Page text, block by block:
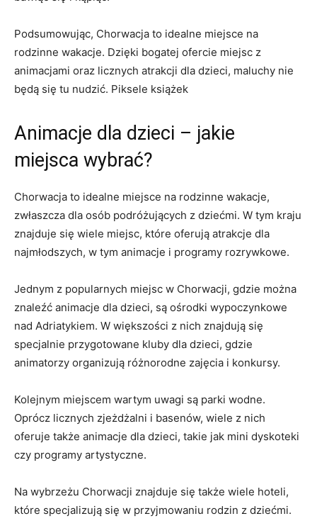
Podsumowując,​ Chorwacja to idealne miejsce na
rodzinne‌ wakacje. Dzięki bogatej ofercie miejsc⁤ z
⁢animacjami oraz licznych atrakcji dla dzieci, maluchy nie ​
będą się tu​ nudzić. Piksele‌ książek
Animacje dla ‌dzieci – jakie⁤
miejsca wybrać?
Chorwacja to idealne miejsce na rodzinne wakacje,
zwłaszcza dla ⁤osób podróżujących z dziećmi. W tym ‍kraju
znajduje się ​wiele⁤ miejsc, które oferują ⁤atrakcje dla
najmłodszych, w tym animacje i programy ​rozrywkowe.
Jednym⁢ z ‌popularnych miejsc w Chorwacji, gdzie można⁣
znaleźć animacje dla dzieci, są ⁢ośrodki wypoczynkowe
nad Adriatykiem. W większości​ z ⁢nich znajdują się
specjalnie ⁣przygotowane kluby dla dzieci, gdzie⁢
animatorzy organizują różnorodne zajęcia‍ i konkursy.
Kolejnym miejscem ⁢wartym uwagi są​ parki⁤ wodne.
Oprócz licznych zjeżdżalni​ i basenów, ‍wiele z‍ nich⁢
oferuje także animacje ​dla dzieci, takie jak mini dyskoteki ​
czy programy ‌artystyczne.
Na wybrzeżu Chorwacji znajduje się także wiele hoteli,
które specjalizują się ‍w przyjmowaniu rodzin z dziećmi.⁣